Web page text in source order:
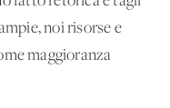
noi risorse e
maggioranza